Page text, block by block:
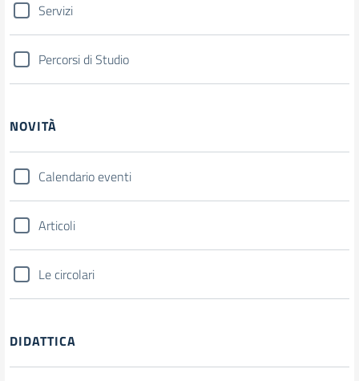
Servizi
Percorsi di Studio
NOVITÀ
Calendario eventi
Articoli
Le circolari
DIDATTICA